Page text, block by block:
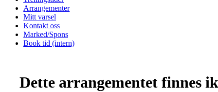
Arrangementer
Mitt varsel
Kontakt oss
Marked/Spons
Book tid (intern)
Dette arrangementet finnes